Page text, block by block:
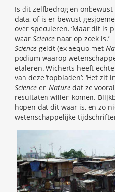
Is dit zelfbedrog en
data, of is er bewust
over speculeren. ‘Maar dit is
waar Science naar op zoek is.’
Science geldt (ex aequo met
podium waarop
etaleren. Wicherts heeft
van deze ‘topbladen’: ‘Het
Science en Nature dat ze
resultaten willen komen.
hopen dat dit waar is, en zo
wetenschappelijke